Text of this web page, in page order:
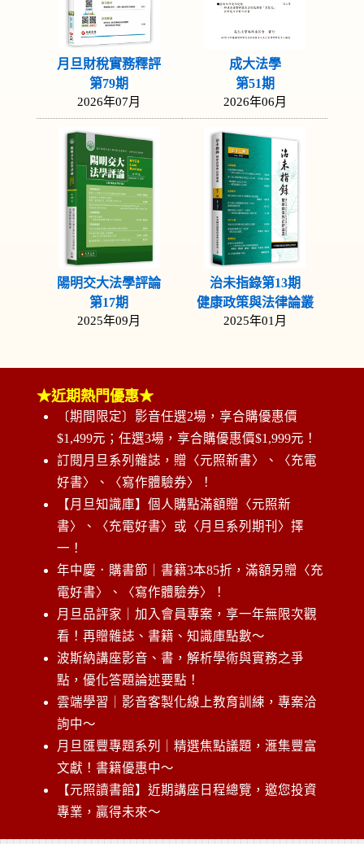
月旦財稅實務釋評
第79期
2026年07月
成大法學
第51期
2026年06月
陽明交大法學評論
第17期
2025年09月
治未指錄第13期
健康政策與法律論叢
2025年01月
★近期熱門優惠★
〔期間限定〕影音任選2場，享合購優惠價
$1,499元；任選3場，享合購優惠價$1,999元！
訂閱月旦系列雜誌，贈〈元照新書〉、〈充電
好書〉、〈寫作體驗券〉！
【月旦知識庫】個人購點滿額贈〈元照新
書〉、〈充電好書〉或〈月旦系列期刊〉擇
一！
年中慶．購書節｜書籍3本85折，滿額另贈〈充
電好書〉、〈寫作體驗券〉！
月旦品評家｜加入會員專案，享一年無限次觀
看！再贈雜誌、書籍、知識庫點數～
波斯納講座影音、書，解析學術與實務之爭
點，優化答題論述要點！
雲端學習｜影音客製化線上教育訓練，專案洽
詢中～
月旦匯豐專題系列｜精選焦點議題，滙集豐富
文獻！書籍優惠中～
【元照讀書館】近期講座日程總覽，邀您投資
專業，贏得未來～